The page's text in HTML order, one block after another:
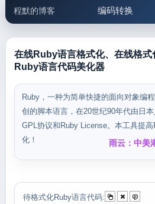
程默的博客 编码转换
邮件工具 生活便民
在线Ruby语言格式化、在线格式
Ruby语言代码美化器
Ruby，一种为简单快捷的面向对象编
创的脚本语言，在20世纪90年代由日
GPL协议和Ruby License。本工具提
化！
雨云：中美
待格式化Ruby语言代码: